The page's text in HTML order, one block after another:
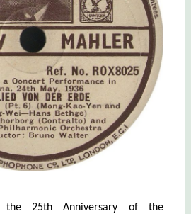
the 25th Anniversary of the